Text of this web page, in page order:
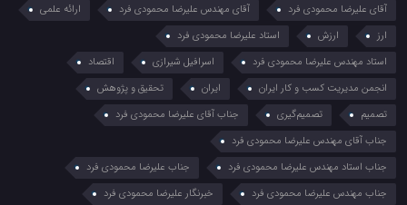
آقای علیرضا محمودی فرد آقای مهندس علیرضا محمودی فرد
ارائه علمی
ارز
ارزش
استاد علیرضا محمودی فرد
استاد مهندس علیرضا محمودی فرد
اسرافیل شیرازی
اقتصاد
انجمن مدیریت کسب و کار ایران
ایران
تحقیق و پژوهش
تصمیم
تصمیم‌گیری
جناب آقای علیرضا محمودی فرد
جناب آقای مهندس علیرضا محمودی فرد
جناب استاد مهندس علیرضا محمودی فرد
جناب علیرضا محمودی فرد
جناب مهندس علیرضا محمودی فرد
خبرنگار علیرضا محمودی فرد